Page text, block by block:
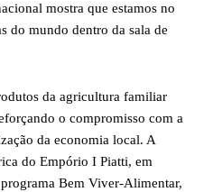
mostra que estamos no
do mundo dentro da sala de
da agricultura familiar
o compromisso com a
da economia local. A
do Empório I Piatti, em
Bem Viver-Alimentar,